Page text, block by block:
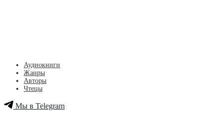
Аудиокниги
Жанры
Авторы
Чтецы
Мы в Telegram